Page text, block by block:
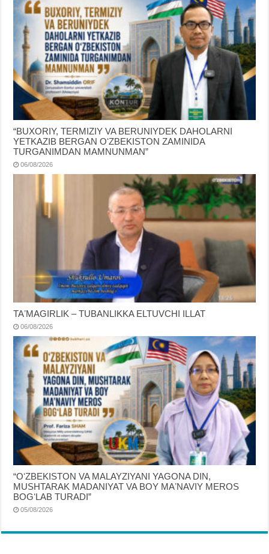
“BUXORIY, TERMIZIY VA BERUNIYDEK DAHOLARNI
YETKAZIB BERGAN OʻZBEKISTON ZAMINIDA
TURGANIMDAN MAMNUNMAN”
06/08/2026
TAʼMAGIRLIK – TUBANLIKKA ELTUVCHI ILLAT
06/08/2026
“OʻZBEKISTON VA MALAYZIYANI YAGONA DIN,
MUSHTARAK MADANIYAT VA BOY MAʼNAVIY MEROS
BOGʻLAB TURADI”
05/08/2026